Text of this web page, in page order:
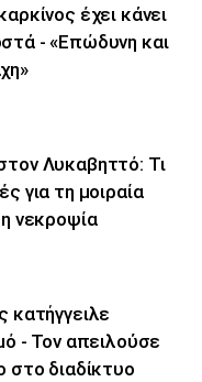
έχει κάνει
- «Επώδυνη και
Λυκαβηττό: Τι
για τη μοιραία
νεκροψία
κατήγγειλε
- Τον απειλούσε
στο διαδίκτυο